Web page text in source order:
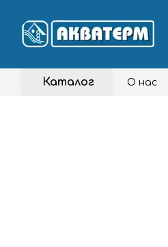
Каталог О нас